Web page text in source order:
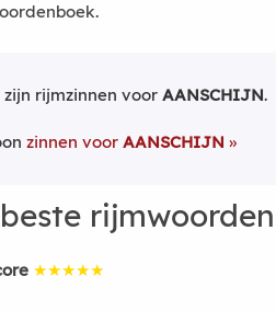
zijn rijmzinnen voor AANSCHIJN.
zinnen voor AANSCHIJN
★★★★★